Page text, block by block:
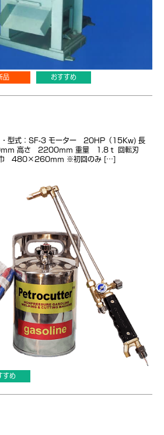
品 おすすめ
・型式：SF-3 モーター 20HP（15Kw) 長
ｍ 高さ 2200ｍｍ 重量 1.8ｔ 回転刃
巾 480×260ｍｍ ※初回のみ […]
すめ